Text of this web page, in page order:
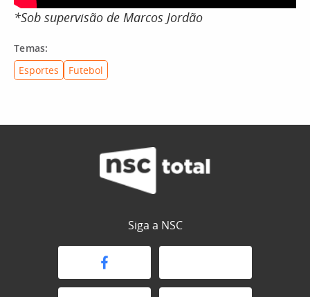
*Sob supervisão de Marcos Jordão
Temas:
Esportes
Futebol
Siga a NSC